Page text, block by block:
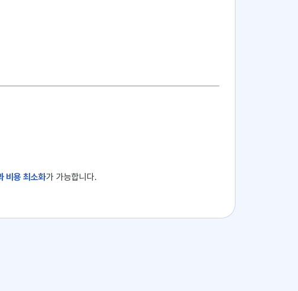
비용 최소화가 가능합니다.